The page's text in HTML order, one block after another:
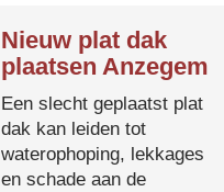
Nieuw plat dak
plaatsen Anzegem
Een slecht geplaatst plat
dak kan leiden tot
waterophoping, lekkages
en schade aan de